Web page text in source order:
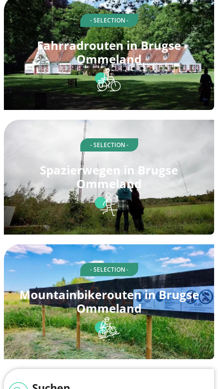
- SELECTION -
Fahrradrouten in Brugse
Ommeland
- SELECTION -
Spazierwegen in Brugse
Ommeland
- SELECTION -
Mountainbikerouten in Brugse
Ommeland